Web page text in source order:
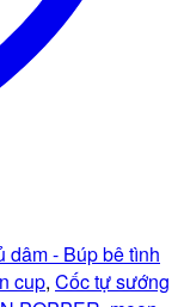
dâm - Búp bê tình
cup, Cốc tự sướng